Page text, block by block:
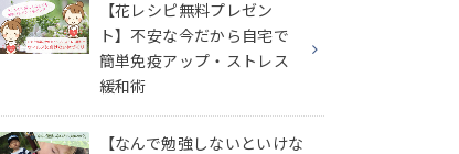
【花レシピ無料プレゼン
ト】不安な今だから自宅で
簡単免疫アップ・ストレス
緩和術
【なんで勉強しないといけな